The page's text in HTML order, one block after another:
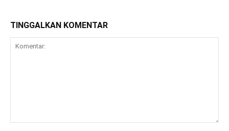
TINGGALKAN KOMENTAR